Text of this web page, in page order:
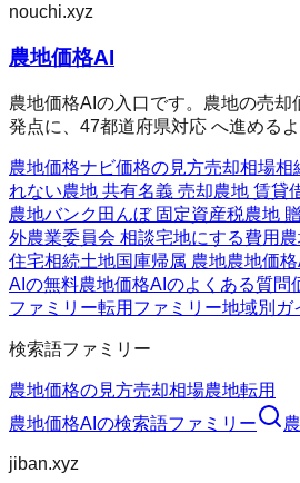
nouchi.xyz
農地価格AI
農地価格AIの入口です。農地の売却
発点に、47都道府県対応 へ進める
農地価格ナビ価格の見方売却相場相
れない農地 共有名義 売却農地 賃貸
農地バンク 田んぼ 固定資産税農地
外農業委員会 相談宅地にする費用
住宅相続土地国庫帰属 農地農地価
AIの無料農地価格AIのよくある質問
ファミリー転用ファミリー地域別ガ
検索語ファミリー
農地価格の見方売却相場農地転用
農地価格AI の検索語ファミリー
jiban.xyz